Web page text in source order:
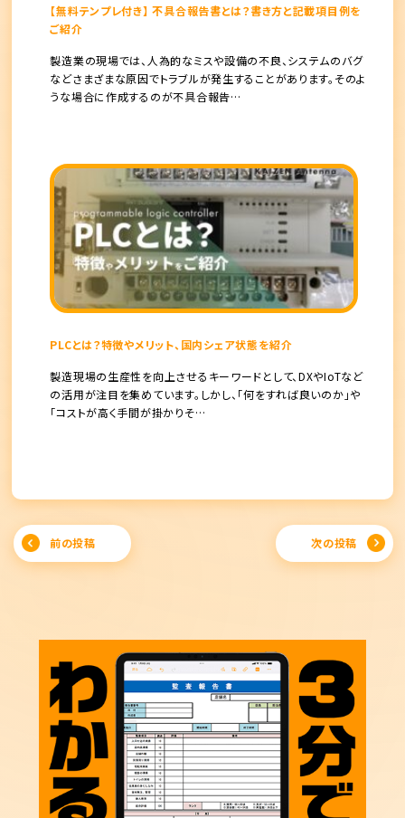
【無料テンプレ付き】 不具合報告書とは？書き方と記載項目例を
ご紹介
製造業の現場では、人為的なミスや設備の不良、システムのバグ
などさまざまな原因でトラブルが発生することがあります。そのよ
うな場合に作成するのが不具合報告…
PLCとは？特徴やメリット、国内シェア状態を紹介
製造現場の生産性を向上させるキーワードとして、DXやIoTなど
の活用が注目を集めています。しかし、「何をすれば良いのか」や
「コストが高く手間が掛かりそ…
Post
navigation
前の投稿 次の投稿